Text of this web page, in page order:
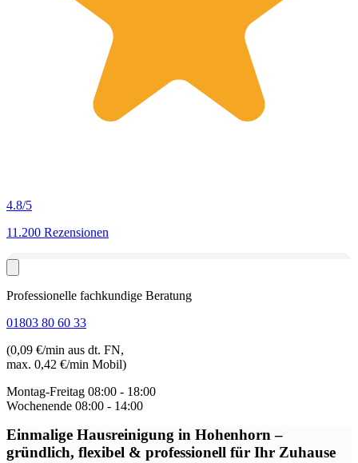
4.8/5
11.200 Rezensionen
Professionelle fachkundige Beratung
01803 80 60 33
(0,09 €/min aus dt. FN,
max. 0,42 €/min Mobil)
Montag-Freitag 08:00 - 18:00
Wochenende 08:00 - 14:00
Einmalige Hausreinigung in Hohenhorn–
gründlich, flexibel & professionell für Ihr Zuhause